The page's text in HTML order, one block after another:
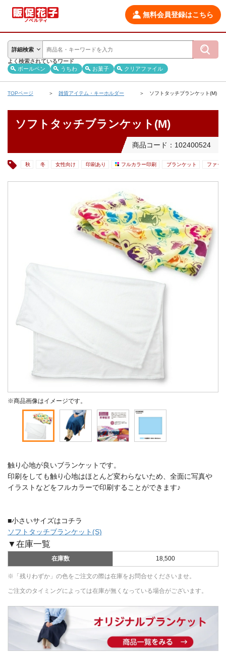
無料会員登録はこちら
詳細検索
よく検索されているワード
ボールペン
うちわ お菓子 クリアファイル
TOPページ 雑貨アイテム・キーホルダー ソフトタッチブランケット(M)
ソフトタッチブランケット(M)
商品コード：102400524
秋 冬 女性向け 印刷あり フルカラー印刷 ブランケット ファッ
※商品画像はイメージです。
触り心地が良いブランケットです。
印刷をしても触り心地はほとんど変わらないため、全面に写真や
イラストなどをフルカラーで印刷することができます♪
■小さいサイズはコチラ
ソフトタッチブランケット(S)
▼在庫一覧
在庫数 18,500
※「残りわずか」の色をご注文の際は在庫をお問合せくださいませ。
ご注文のタイミングによっては在庫が無くなっている場合がございます。